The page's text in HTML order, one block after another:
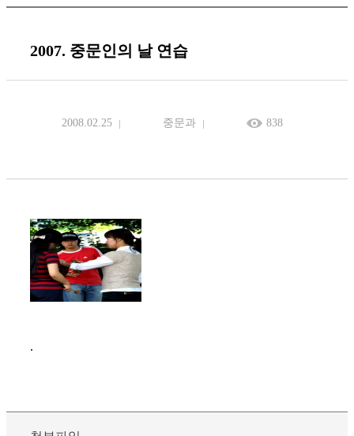
2007. 중문인의 날 연습
2008.02.25 중문과 838
.